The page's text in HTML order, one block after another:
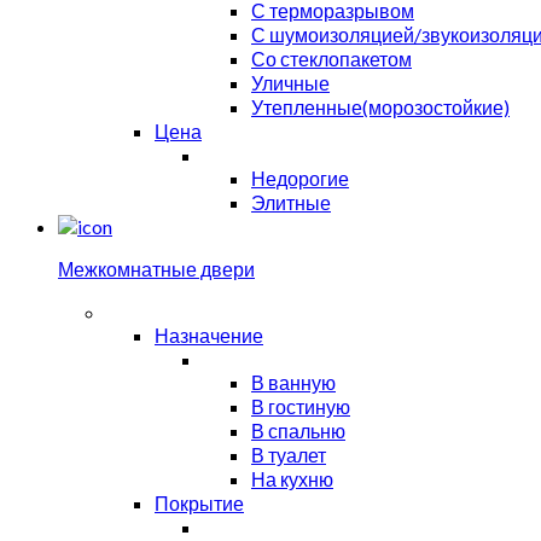
С терморазрывом
С шумоизоляцией/
Со стеклопакетом
Уличные
Утепленные(морозостойкие)
Цена
Недорогие
Элитные
Межкомнатные двери
Назначение
В ванную
В гостиную
В спальню
В туалет
На кухню
Покрытие